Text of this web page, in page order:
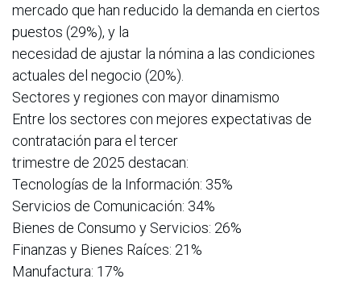
mercado que han reducido la demanda en ciertos
puestos (29%), y la
necesidad de ajustar la nómina a las condiciones
actuales del negocio (20%).
Sectores y regiones con mayor dinamismo
Entre los sectores con mejores expectativas de
contratación para el tercer
trimestre de 2025 destacan:
Tecnologías de la Información: 35%
Servicios de Comunicación: 34%
Bienes de Consumo y Servicios: 26%
Finanzas y Bienes Raíces: 21%
Manufactura: 17%